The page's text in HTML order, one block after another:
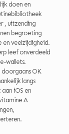
doen en
, uitzending
begroeting
en veelzijdigheid.
leef onverdeeld
wallets.
OK
langs
iOS en
A